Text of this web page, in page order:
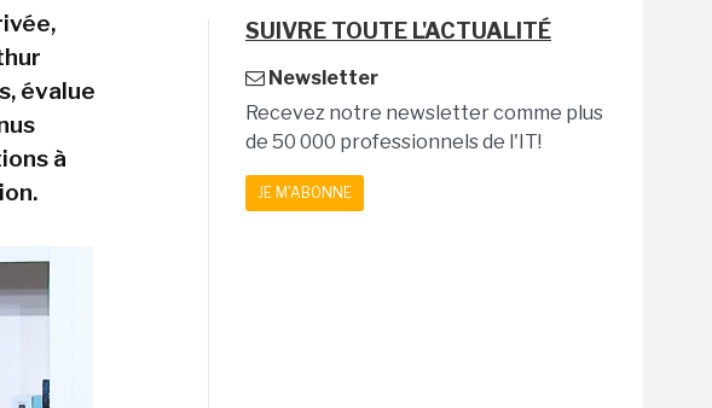
évalue
à
SUIVRE TOUTE L'ACTUALITÉ
Newsletter
Recevez notre newsletter comme plus
de 50 000 professionnels de l'IT!
JE M'ABONNE